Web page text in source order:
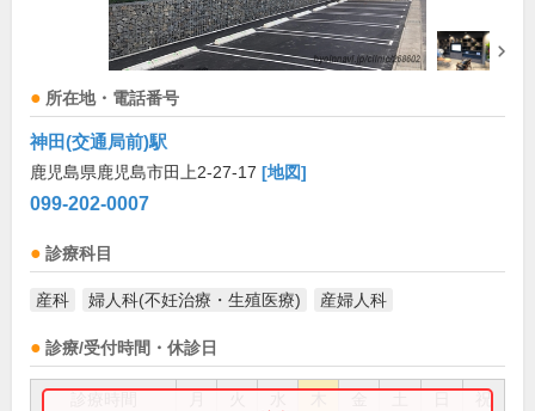
所在地・電話番号
神田(交通局前)駅
鹿児島県鹿児島市田上2-27-17 [地図]
099-202-0007
診療科目
産科 婦人科(不妊治療・生殖医療) 産婦人科
診療/受付時間・休診日
祝